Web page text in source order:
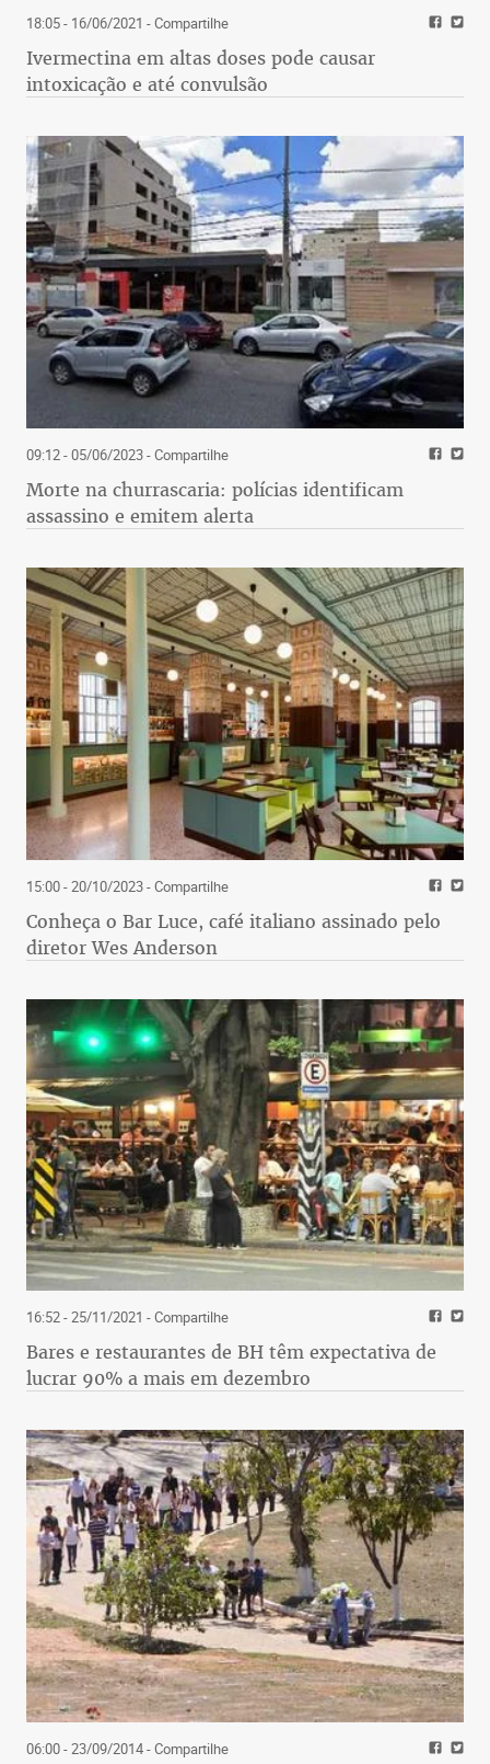
18:05 - 16/06/2021 - Compartilhe
Ivermectina em altas doses pode causar
intoxicação e até convulsão
09:12 - 05/06/2023- Compartilhe
Morte na churrascaria: polícias identificam
assassino e emitem alerta
15:00 - 20/10/2023- Compartilhe
Conheça o Bar Luce, café italiano assinado pelo
diretor Wes Anderson
16:52 - 25/11/2021 - Compartilhe
Bares e restaurantes de BH têm expectativa de
lucrar 90% a mais em dezembro
06:00 - 23/09/2014- Compartilhe